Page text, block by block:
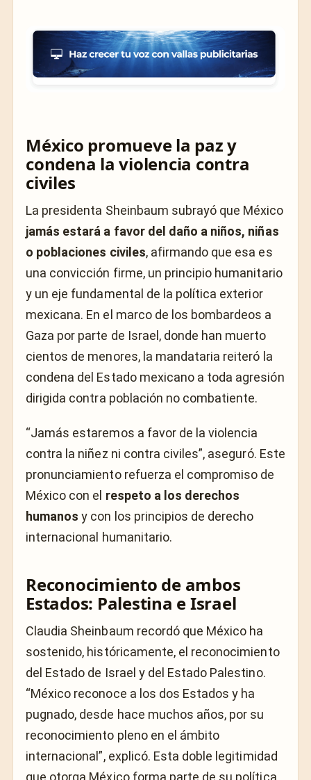
México promueve la paz y
condena la violencia contra
civiles
La presidenta Sheinbaum subrayó que México
jamás estará a favor del daño a niños, niñas
o poblaciones civiles, afirmando que esa es
una convicción firme, un principio humanitario
y un eje fundamental de la política exterior
mexicana. En el marco de los bombardeos a
Gaza por parte de Israel, donde han muerto
cientos de menores, la mandataria reiteró la
condena del Estado mexicano a toda agresión
dirigida contra población no combatiente.
“Jamás estaremos a favor de la violencia
contra la niñez ni contra civiles”, aseguró. Este
pronunciamiento refuerza el compromiso de
México con el respeto a los derechos
humanos y con los principios de derecho
internacional humanitario.
Reconocimiento de ambos
Estados: Palestina e Israel
Claudia Sheinbaum recordó que México ha
sostenido, históricamente, el reconocimiento
del Estado de Israel y del Estado Palestino.
“México reconoce a los dos Estados y ha
pugnado, desde hace muchos años, por su
reconocimiento pleno en el ámbito
internacional”, explicó. Esta doble legitimidad
que otorga México forma parte de su política